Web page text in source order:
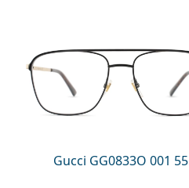
Gucci GG0833O 001 55